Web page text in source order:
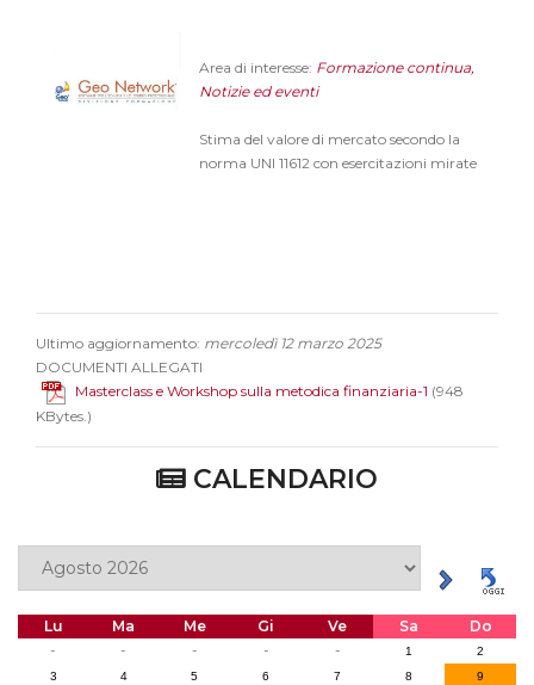
Area di interesse: Formazione continua,
Notizie ed eventi
Stima del valore di mercato secondo la
norma UNI 11612 con esercitazioni mirate
Ultimo aggiornamento: mercoledì 12 marzo 2025
DOCUMENTI ALLEGATI
Masterclass e Workshop sulla metodica finanziaria-1 (948
KBytes.)
CALENDARIO
Lu Ma Me Gi Ve Sa
Do
-
- - - - 1
2
3
4 5 6 7 8
9